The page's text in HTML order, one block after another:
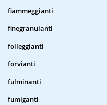
fiammeggianti
finegranulanti
folleggianti
forvianti
fulminanti
fumiganti